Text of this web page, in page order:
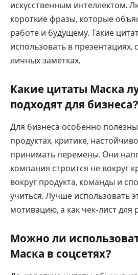
искусственным интеллектом.
короткие фразы, которые
работе и будущему. Такие
использовать в презентациях,
личных заметках.
Какие цитаты Маска
подходят для бизнеса?
Для бизнеса особенно
продуктах, критике,
принимать перемены. Они
компания строится не вокруг
вокруг продукта, команды и
учиться. Лучше использовать
мотивацию, а как чек-лист для
Можно ли
Маска в соцсетях?